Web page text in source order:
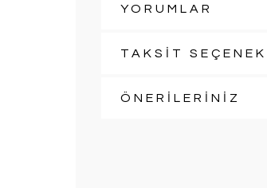
YORUMLAR
TAKSİT
ÖNERİLERİNİZ